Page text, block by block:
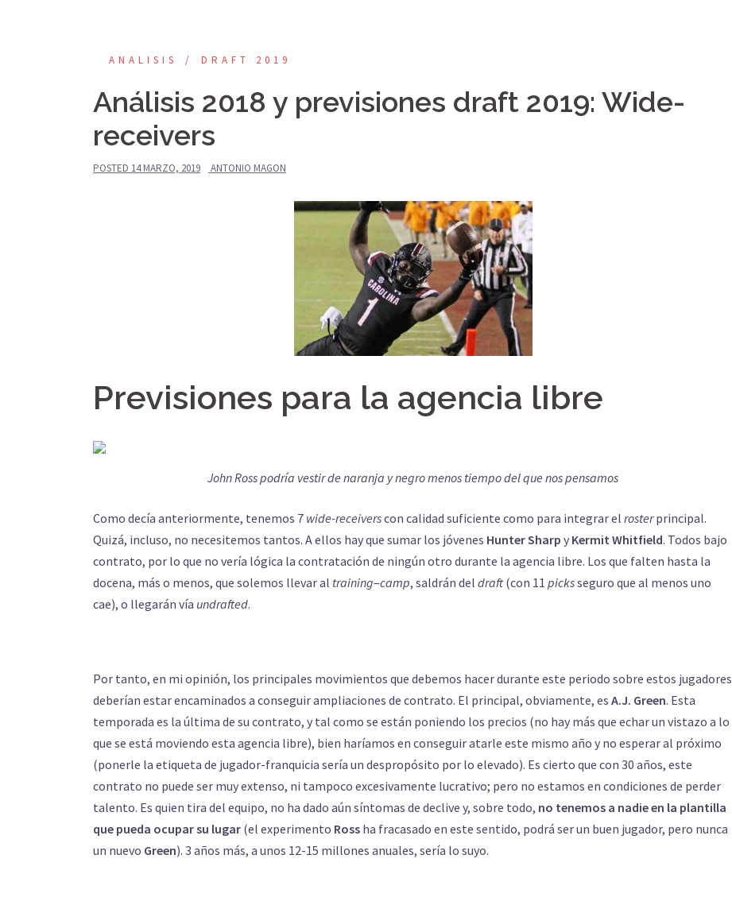
ANALISIS DRAFT 2019
Análisis 2018 y previsiones draft 2019: Wide-
receivers
POSTED 14 MARZO, 2019 ANTONIO MAGON
Previsiones para la agencia libre
John Ross podría vestir de naranja y negro menos tiempo del que nos pensamos
Como decía anteriormente, tenemos 7 wide-receiverscon calidad suficiente como para integrar el rosterprincipal.
Quizá, incluso, no necesitemos tantos. A ellos hay que sumar los jóvenes HunterSharp y Kermit Whitfield. Todos bajo
contrato, por lo que no vería lógica la contratación de ningún otro durante la agencia libre. Los que falten hasta la
docena, más o menos, que solemos llevar al training–camp, saldrán del draft(con 11 picksseguro que al menos uno
cae), o llegarán vía undrafted.
Por tanto, en mi opinión, los principales movimientos que debemos hacer durante este periodo sobre estos jugadores
deberían estar encaminados a conseguir ampliaciones de contrato. El principal, obviamente, es A.J. Green. Esta
temporada es la última de su contrato, y tal como se están poniendo los precios (no hay más que echar un vistazo a lo
que se está moviendo esta agencia libre), bien haríamos en conseguir atarle este mismo año y no esperar al próximo
(ponerle la etiqueta de jugador-franquicia sería un despropósito por lo elevado). Es cierto que con 30 años, este
contrato no puede ser muy extenso, ni tampoco excesivamente lucrativo; pero no estamos en condiciones de perder
talento. Es quien tira del equipo, no ha dado aún síntomas de declive y, sobre todo, no tenemos a nadie en la plantilla
que pueda ocupar su lugar (el experimento Ross ha fracasado en este sentido, podrá ser un buen jugador, pero nunca
un nuevo Green). 3 años más, a unos 12-15 millones anuales, sería lo suyo.